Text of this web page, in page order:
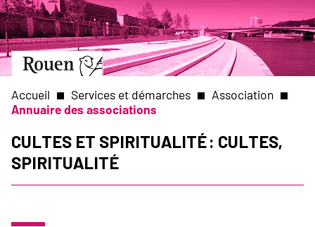
Aller
au
contenu
principal
Aller
à
page
d’accueil
Slide
1
of
1
Fil
d'Ariane
Accueil Services et démarches
Association
Annuaire des associations
Cultes et Spiritualité : Cultes,
Spiritualité